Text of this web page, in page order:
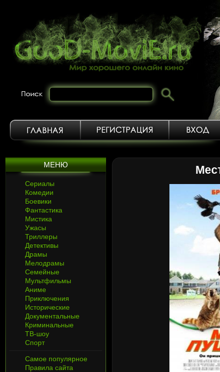
МЕНЮ
Сериалы
Комедии
Боевики
Фантастика
Мистика
Ужасы
Триллеры
Детективы
Драмы
Мелодрамы
Семейные
Мультфильмы
Аниме
Приключения
Исторические
Документальные
Криминальные
ТВ-шоу
Спорт
Самое популярное
Правила сайта